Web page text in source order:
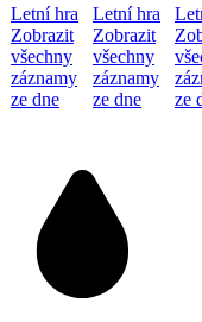
Letní hra
Zobrazit
všechny
záznamy
ze dne
Letní hra
Zobrazit
všechny
záznamy
ze dne
ze